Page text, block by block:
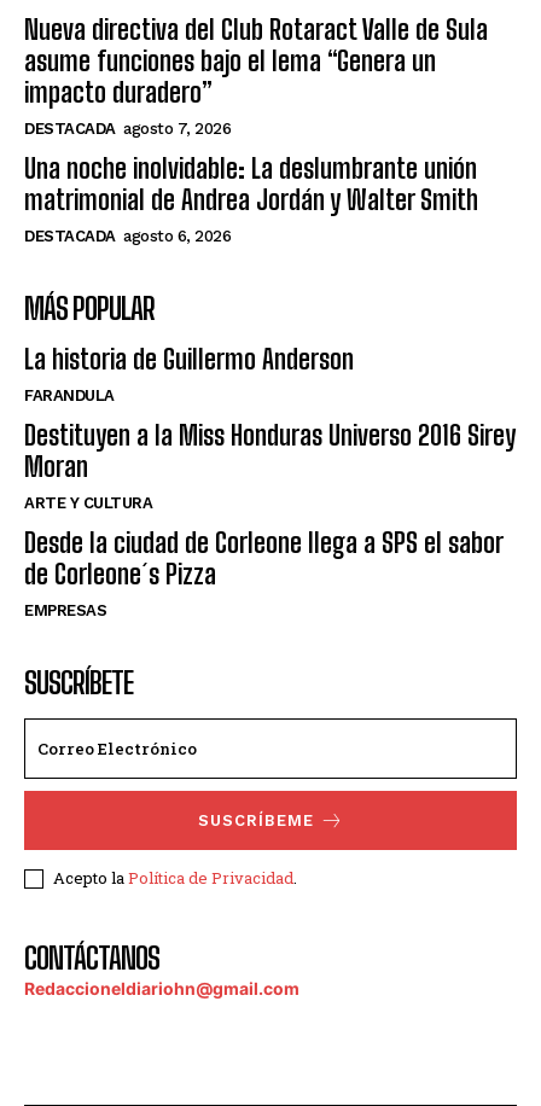
Nueva directiva del Club Rotaract Valle de Sula
asume funciones bajo el lema “Genera un
impacto duradero”
DESTACADA agosto 7, 2026
Una noche inolvidable: La deslumbrante unión
matrimonial de Andrea Jordán y Walter Smith
DESTACADA agosto 6, 2026
MÁS POPULAR
La historia de Guillermo Anderson
FARANDULA
Destituyen a la Miss Honduras Universo 2016 Sirey
Moran
ARTE Y CULTURA
Desde la ciudad de Corleone llega a SPS el sabor
de Corleone´s Pizza
EMPRESAS
SUSCRÍBETE
SUSCRÍBEME
Acepto laPolítica de Privacidad.
CONTÁCTANOS
Redaccioneldiariohn@gmail.com